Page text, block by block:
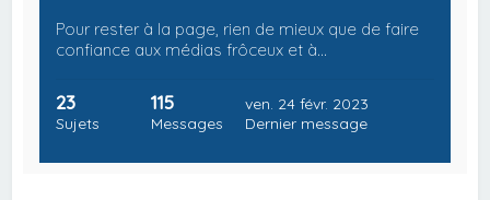
Pour rester à la page, rien de mieux que de faire
confiance aux médias frôceux et à…
23
Sujets
115
Messages
ven. 24 févr. 2023
Dernier message